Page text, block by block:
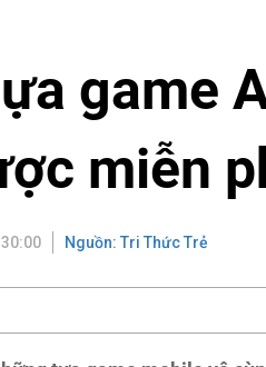
game
miễn
Nguồn: Tri Thức Trẻ